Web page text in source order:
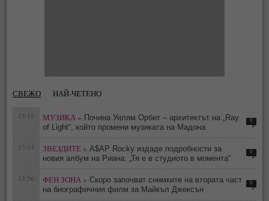
СВЕЖО НАЙ-ЧЕТЕНО
15:19 МУЗИКА » Почина Уилям Орбит – архитектът на „Ray
of Light“, който промени музиката на Мадона
0
13:14 ЗВЕЗДИТЕ » A$AP Rocky издаде подробности за
новия албум на Риана: „Тя е в студиото в момента“
0
12:56 ФЕН ЗОНА » Скоро започват снимките на втората част
на биографичния филм за Майкъл Джексън
0